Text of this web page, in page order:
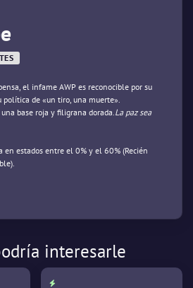
el infame AWP es reconocible por su
política de «un tiro, una muerte».
base roja y filigrana dorada.La paz sea
en estados entre el 0% y el 60% (Recién
interesarle